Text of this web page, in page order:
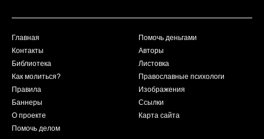
Главная
Контакты
Библиотека
Как молиться?
Правила
Баннеры
О проекте
Помочь делом
Помочь деньгами
Авторы
Листовка
Православные психологи
Изображения
Ссылки
Карта сайта